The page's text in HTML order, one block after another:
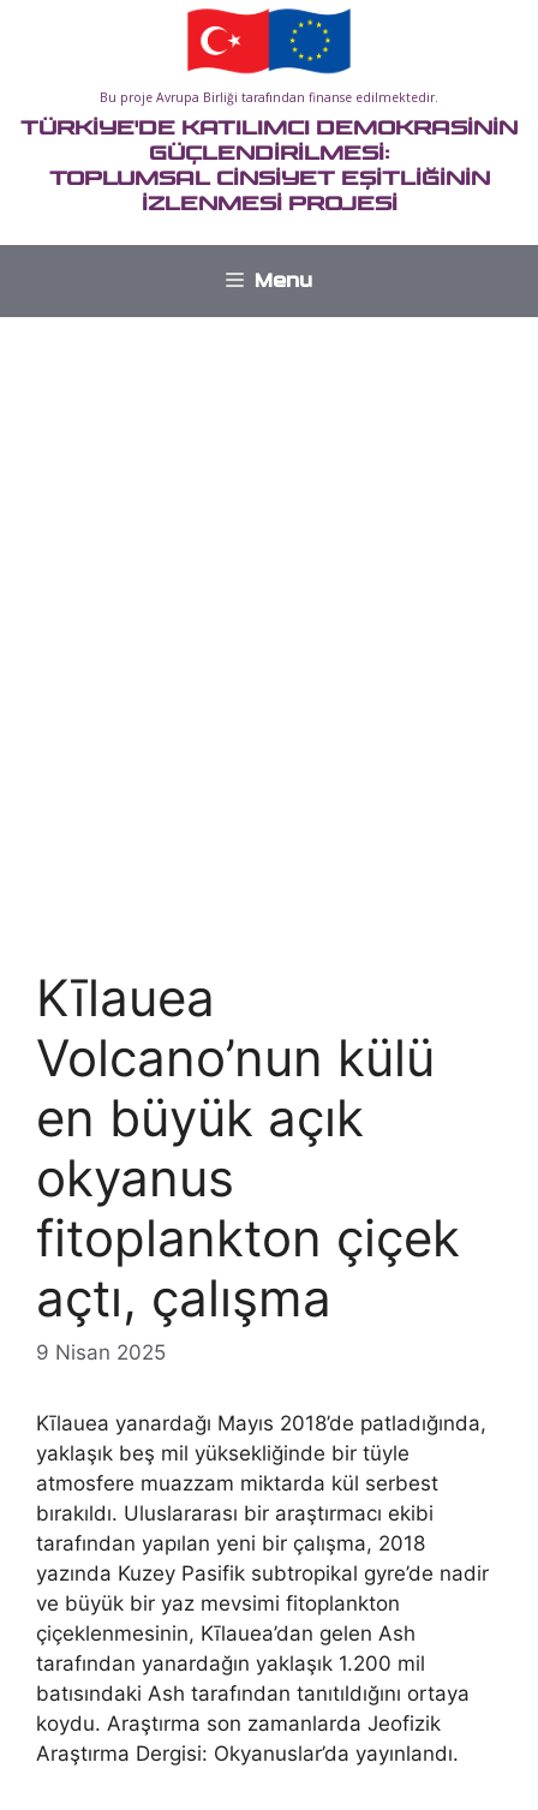
Bu proje Avrupa Birliği tarafından finanse edilmektedir.
TÜRKİYE'DE KATILIMCI DEMOKRASİNİN
GÜÇLENDİRİLMESİ:
TOPLUMSAL CİNSİYET EŞİTLİĞİNİN
İZLENMESİ PROJESİ
Menu
Kīlauea
Volcano’nun külü
en büyük açık
okyanus
fitoplankton çiçek
açtı, çalışma
9 Nisan 2025
Kīlauea yanardağı Mayıs 2018’de patladığında,
yaklaşık beş mil yüksekliğinde bir tüyle
atmosfere muazzam miktarda kül serbest
bırakıldı. Uluslararası bir araştırmacı ekibi
tarafından yapılan yeni bir çalışma, 2018
yazında Kuzey Pasifik subtropikal gyre’de nadir
ve büyük bir yaz mevsimi fitoplankton
çiçeklenmesinin, Kīlauea’dan gelen Ash
tarafından yanardağın yaklaşık 1.200 mil
batısındaki Ash tarafından tanıtıldığını ortaya
koydu. Araştırma son zamanlarda Jeofizik
Araştırma Dergisi: Okyanuslar’da yayınlandı.